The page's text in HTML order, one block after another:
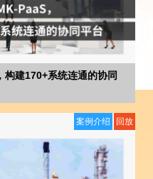
建170+系统连通的协同
案例介绍 回放